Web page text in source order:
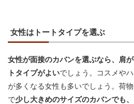
女性はトートタイプを選ぶ
女性が面接のカバンを選ぶなら、肩
トタイプがよいでしょう。コスメや
が多くなる女性も多いでしょう。荷
で少し大きめのサイズのカバンでも